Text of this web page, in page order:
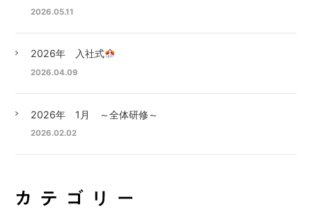
2026.05.11
2026年 入社式
2026.04.09
2026年 1月 ～全体研修～
2026.02.02